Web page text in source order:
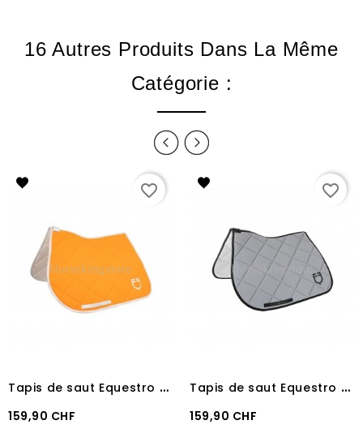
16 Autres Produits Dans La Même
Catégorie :
favorite_border
T
apis de saut Equestro GP MODEL ORANGE/WHITE
Prix
159,90 CHF
favorite_border
T
apis de saut Equestro GP MODEL GREY/BLACK
Prix
159,90 CHF